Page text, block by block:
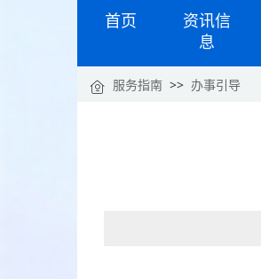
首页
资讯信
息
服务指南 >> 办事引导